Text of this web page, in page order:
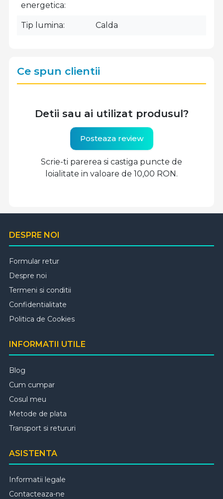
energetica
Tip lumina Calda
Ce spun clientii
Detii sau ai utilizat produsul?
Posteaza review
Scrie-ti parerea si castiga puncte de
loialitate in valoare de 10,00 RON.
DESPRE NOI
Formular retur
Despre noi
Termeni si conditii
Confidentialitate
Politica de Cookies
INFORMATII UTILE
Blog
Cum cumpar
Cosul meu
Metode de plata
Transport si retururi
ASISTENTA
Informatii legale
Contacteaza-ne